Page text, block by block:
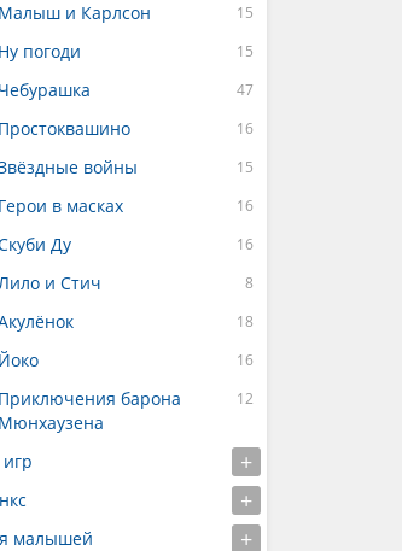
Малыш и Карлсон
Ну погоди
Чебурашка
Простоквашино
войны
Герои в масках
Ду
и Стич
Йоко
Приключения барона
Мюнхаузена
малышей